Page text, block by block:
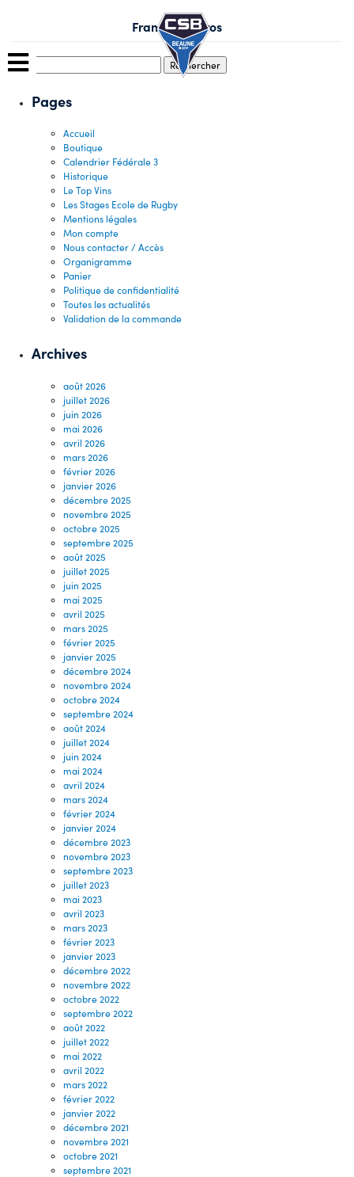
François Legros
Pages
Accueil
Boutique
Calendrier Fédérale 3
Historique
Le Top Vins
Les Stages Ecole de Rugby
Mentions légales
Mon compte
Nous contacter / Accès
Organigramme
Panier
Politique de confidentialité
Toutes les actualités
Validation de la commande
Archives
août 2026
juillet 2026
juin 2026
mai 2026
avril 2026
mars 2026
février 2026
janvier 2026
décembre 2025
novembre 2025
octobre 2025
septembre 2025
août 2025
juillet 2025
juin 2025
mai 2025
avril 2025
mars 2025
février 2025
janvier 2025
décembre 2024
novembre 2024
octobre 2024
septembre 2024
août 2024
juillet 2024
juin 2024
mai 2024
avril 2024
mars 2024
février 2024
janvier 2024
décembre 2023
novembre 2023
septembre 2023
juillet 2023
mai 2023
avril 2023
mars 2023
février 2023
janvier 2023
décembre 2022
novembre 2022
octobre 2022
septembre 2022
août 2022
juillet 2022
mai 2022
avril 2022
mars 2022
février 2022
janvier 2022
décembre 2021
novembre 2021
octobre 2021
septembre 2021